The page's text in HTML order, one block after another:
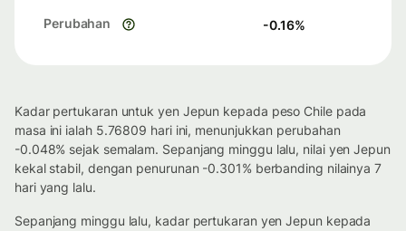
Perubahan -0.16%
Kadar pertukaran untuk yen Jepun kepada peso Chile pada
masa ini ialah 5.76809 hari ini, menunjukkan perubahan
-0.048% sejak semalam. Sepanjang minggu lalu, nilai yen Jepun
kekal stabil, dengan penurunan -0.301% berbanding nilainya 7
hari yang lalu.
Sepanjang minggu lalu, kadar pertukaran yen Jepun kepada